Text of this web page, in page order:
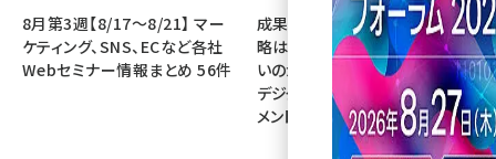
note (2323)
セミナー (2318)
8月第3週【8/17～8/21】 マー
ケティング、SNS、ECなど各社
Webセミナー情報まとめ 56件
成果を生む組織づくり『なぜ戦
略は正しいのに成果があがらな
いのか？ 事業成長をリードする
デジタルマーケティング・マネジ
メント』を3名様にプレゼント